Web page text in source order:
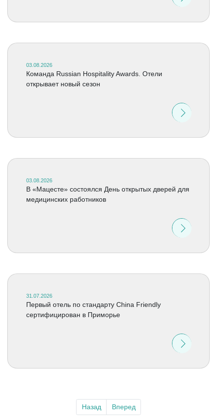
03.08.2026
Команда Russian Hospitality Awards. Отели
открывает новый сезон
03.08.2026
В «Мацесте» состоялся День открытых дверей для
медицинских работников
31.07.2026
Первый отель по стандарту China Friendly
сертифицирован в Приморье
Назад Вперед